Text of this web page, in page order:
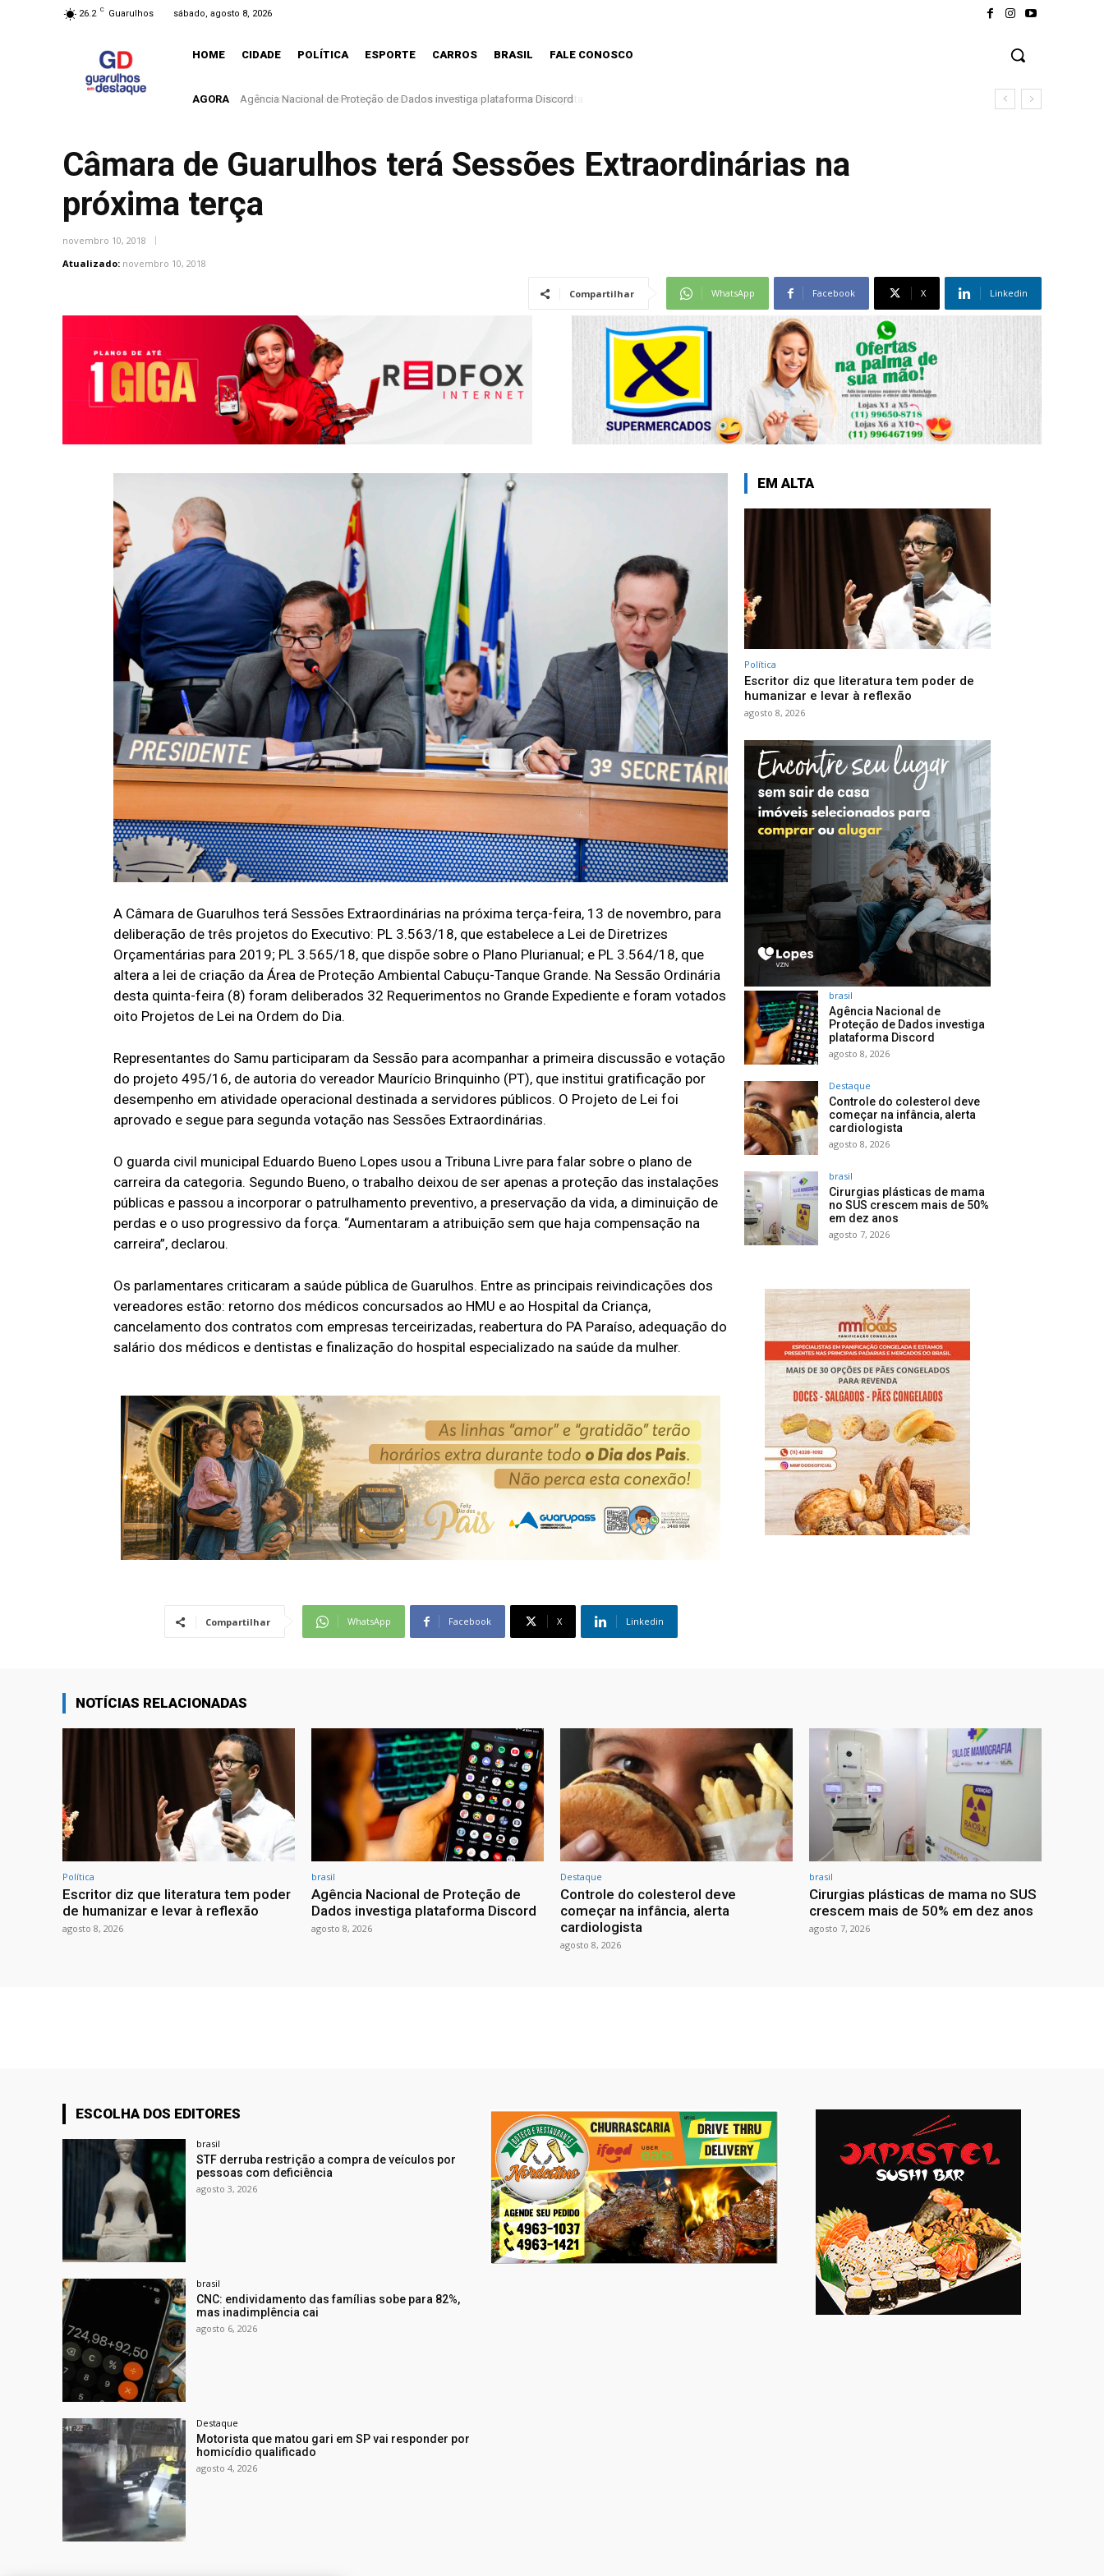
26.2 C Guarulhos sábado, agosto 8, 2026
HOME CIDADE POLÍTICA ESPORTE CARROS BRASIL FALE CONOSCO
AGORA Controle do colesterol deve começar na infância, alerta cardiologista
Câmara de Guarulhos terá Sessões Extraordinárias na
próxima terça
novembro 10, 2018
Atualizado: novembro 10, 2018
Compartilhar WhatsApp Facebook X Linkedin
A Câmara de Guarulhos terá Sessões Extraordinárias na próxima terça-feira, 13 de novembro, para
deliberação de três projetos do Executivo: PL 3.563/18, que estabelece a Lei de Diretrizes
Orçamentárias para 2019; PL 3.565/18, que dispõe sobre o Plano Plurianual; e PL 3.564/18, que
altera a lei de criação da Área de Proteção Ambiental Cabuçu-Tanque Grande. Na Sessão Ordinária
desta quinta-feira (8) foram deliberados 32 Requerimentos no Grande Expediente e foram votados
oito Projetos de Lei na Ordem do Dia.
Representantes do Samu participaram da Sessão para acompanhar a primeira discussão e votação
do projeto 495/16, de autoria do vereador Maurício Brinquinho (PT), que institui gratificação por
desempenho em atividade operacional destinada a servidores públicos. O Projeto de Lei foi
aprovado e segue para segunda votação nas Sessões Extraordinárias.
O guarda civil municipal Eduardo Bueno Lopes usou a Tribuna Livre para falar sobre o plano de
carreira da categoria. Segundo Bueno, o trabalho deixou de ser apenas a proteção das instalações
públicas e passou a incorporar o patrulhamento preventivo, a preservação da vida, a diminuição de
perdas e o uso progressivo da força. “Aumentaram a atribuição sem que haja compensação na
carreira”, declarou.
Os parlamentares criticaram a saúde pública de Guarulhos. Entre as principais reivindicações dos
vereadores estão: retorno dos médicos concursados ao HMU e ao Hospital da Criança,
cancelamento dos contratos com empresas terceirizadas, reabertura do PA Paraíso, adequação do
salário dos médicos e dentistas e finalização do hospital especializado na saúde da mulher.
Compartilhar WhatsApp Facebook X Linkedin
EM ALTA
Política
Escritor diz que literatura tem poder de
humanizar e levar à reflexão
agosto 8, 2026
brasil
Agência Nacional de
Proteção de Dados investiga
plataforma Discord
agosto 8, 2026
Destaque
Controle do colesterol deve
começar na infância, alerta
cardiologista
agosto 8, 2026
brasil
Cirurgias plásticas de mama
no SUS crescem mais de 50%
em dez anos
agosto 7, 2026
NOTÍCIAS RELACIONADAS
Política
Escritor diz que literatura tem poder
de humanizar e levar à reflexão
agosto 8, 2026
brasil
Agência Nacional de Proteção de
Dados investiga plataforma Discord
agosto 8, 2026
Destaque
Controle do colesterol deve
começar na infância, alerta
cardiologista
agosto 8, 2026
brasil
Cirurgias plásticas de mama no SUS
crescem mais de 50% em dez anos
agosto 7, 2026
ESCOLHA DOS EDITORES
brasil
STF derruba restrição a compra de veículos por
pessoas com deficiência
agosto 3, 2026
brasil
CNC: endividamento das famílias sobe para 82%,
mas inadimplência cai
agosto 6, 2026
Destaque
Motorista que matou gari em SP vai responder por
homicídio qualificado
agosto 4, 2026